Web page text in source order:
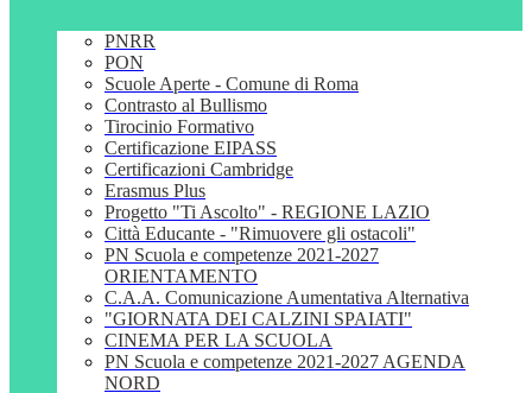
PNRR
PON
Scuole Aperte - Comune di Roma
Contrasto al Bullismo
Tirocinio Formativo
Certificazione EIPASS
Certificazioni Cambridge
Erasmus Plus
Progetto "Ti Ascolto" - REGIONE LAZIO
Città Educante - "Rimuovere gli ostacoli"
PN Scuola e competenze 2021-2027
ORIENTAMENTO
C.A.A. Comunicazione Aumentativa Alternativa
"GIORNATA DEI CALZINI SPAIATI"
CINEMA PER LA SCUOLA
PN Scuola e competenze 2021-2027 AGENDA
NORD